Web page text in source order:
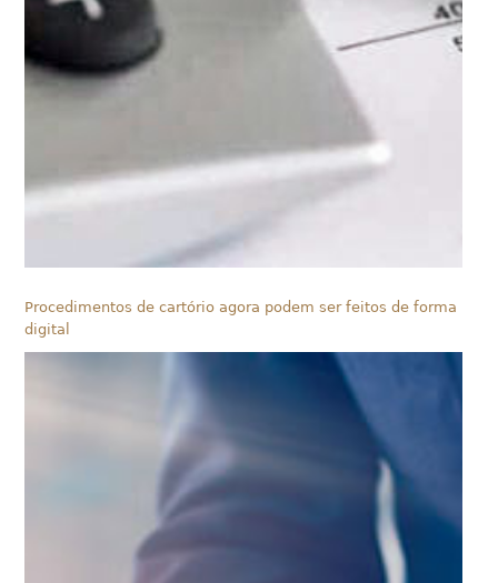
Procedimentos de cartório agora podem ser feitos de forma
digital